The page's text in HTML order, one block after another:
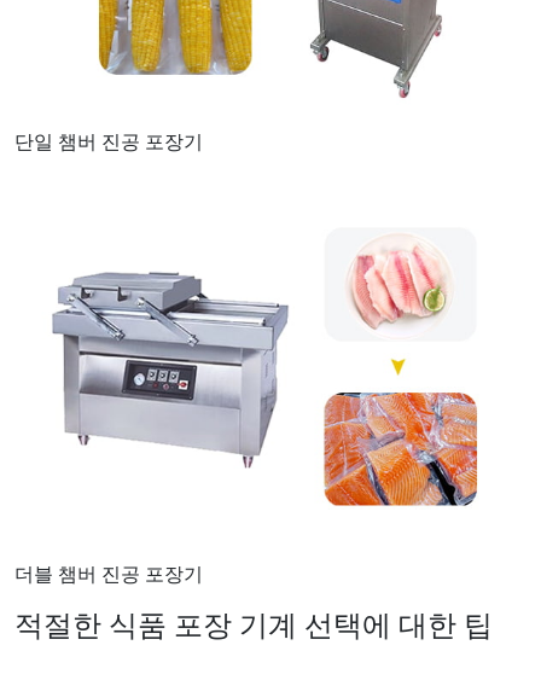
단일 챔버 진공 포장기
더블 챔버 진공 포장기
적절한 식품 포장 기계 선택에 대한 팁